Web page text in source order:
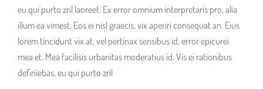
eu qui purto zril laoreet. Ex error omnium interpretaris pro, alia
illum ea vimest. Eos ei nisl graecis, vix aperiri consequat an. Eius
lorem tincidunt vix at, vel pertinax sensibus id, error epicurei
mea et. Mea facilisis urbanitas moderatius id. Vis ei rationibus
definiebas, eu qui purto zril